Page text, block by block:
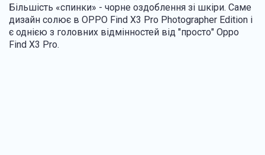
Більшість «спинки» - чорне оздоблення зі шкіри. Саме
дизайн солює в OPPO Find X3 Pro Photographer Edition і
є однією з головних відмінностей від "просто" Oppo
Find X3 Pro.